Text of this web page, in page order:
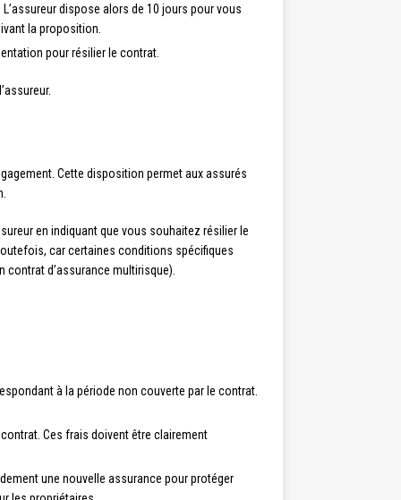
dispose alors de 10 jours pour vous
la proposition.
pour résilier le contrat.
Cette disposition permet aux assurés
en indiquant que vous souhaitez résilier le
car certaines conditions spécifiques
d’assurance multirisque).
à la période non couverte par le contrat.
Ces frais doivent être clairement
une nouvelle assurance pour protéger